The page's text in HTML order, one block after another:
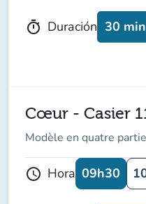
timer Duración 30 min
Cœur - Casier
Modèle en quatre
schedule Hora 09h30